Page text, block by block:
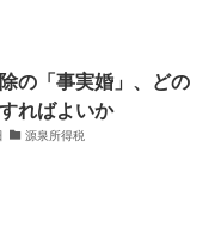
の「事実婚」、どの
ればよいか
源泉所得税